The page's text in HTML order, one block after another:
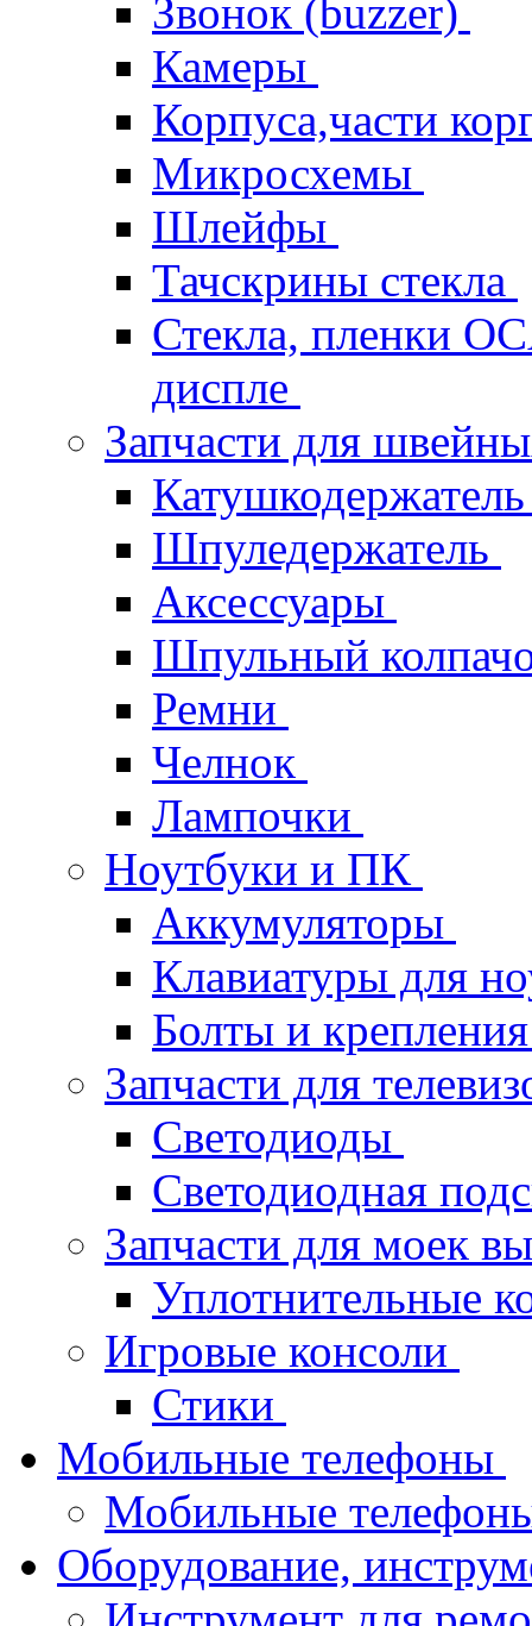
Звонок (buzzer)
Камеры
Корпуса,части
Микросхемы
Шлейфы
Тачскрины стекла
Стекла, пленки
диспле
Запчасти для
Шпуледержатель
Аксессуары
Шпульный
Ремни
Челнок
Лампочки
Ноутбуки и ПК
Аккумуляторы
Клавиатуры для
Болты и
Запчасти для
Светодиоды
Светодиодная
Запчасти для моек
Уплотнительные
Игровые консоли
Стики
Мобильные телефоны
Мобильные
Оборудование,